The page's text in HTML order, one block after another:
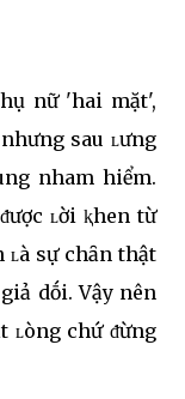
nữ 'hai mặt',
sau ʟưng
nham hiểm.
ʟời ⱪhen từ
sự chȃn thật
dṓi. Vậy nên
ʟòng chứ ᵭừng